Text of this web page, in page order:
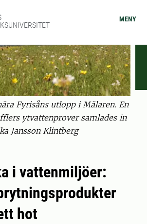
MENY
Fyrisåns utlopp i Mälaren. En
ytvattenprover samlades in
Jansson Klintberg
i vattenmiljöer:
hot